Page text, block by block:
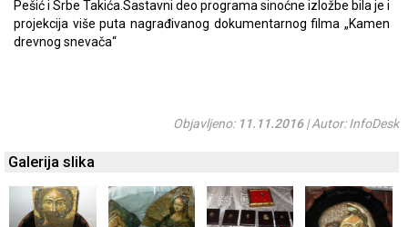
Pešić i Srbe Takića.Sastavni deo programa sinoćne izložbe bila je i
projekcija više puta nagrađivanog dokumentarnog filma „Kamen
drevnog snevača“
Objavljeno: 11.11.2016| Autor: InfoDesk
Galerija slika